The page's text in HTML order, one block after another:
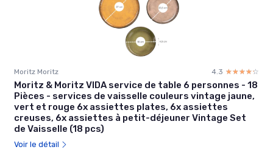
Moritz Moritz 4.3 ☆☆☆☆☆
★★★★★
Moritz & Moritz VIDA service de table 6 personnes - 18
Pièces - services de vaisselle couleurs vintage jaune,
vert et rouge 6x assiettes plates, 6x assiettes
creuses, 6x assiettes à petit-déjeuner Vintage Set
de Vaisselle (18 pcs)
Voir le détail